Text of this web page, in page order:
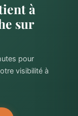
à
sur
pour
visibilité à